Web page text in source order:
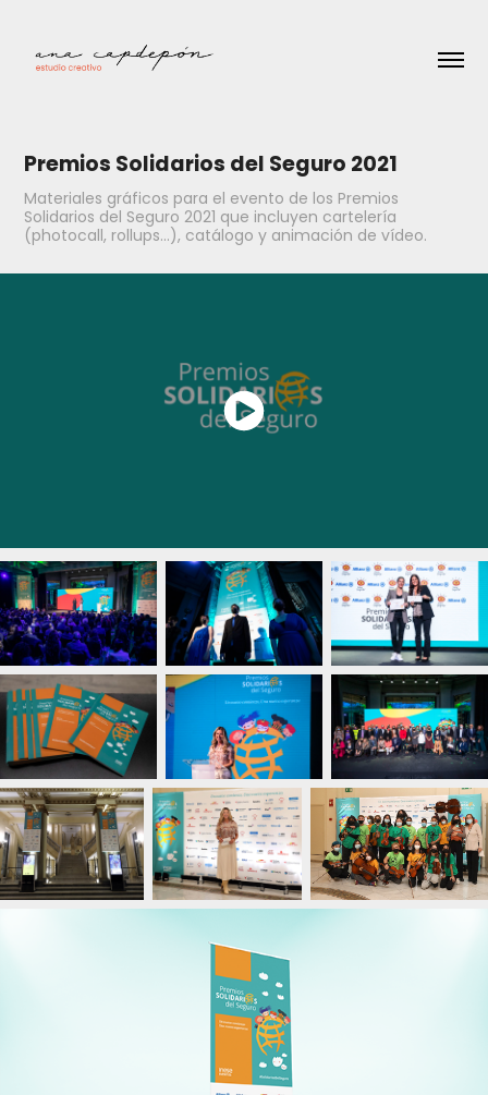
Premios Solidarios del Seguro 2021
Materiales gráficos para el evento de los Premios
Solidarios del Seguro 2021 que incluyen cartelería
(photocall, rollups...), catálogo y animación de vídeo.